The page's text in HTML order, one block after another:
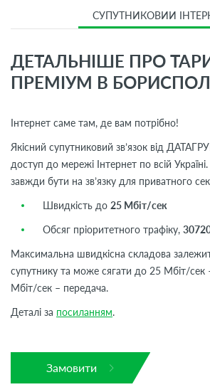
СУПУТНИКОВИЙ
ДЕТАЛЬНІШЕ ПРО
ПРЕМІУМ В
Інтернет саме там, де вам потрібно!
Якісний супутниковий зв’язок від
доступ до мережі Інтернет по всій
завжди бути на зв’язку для приватного
Швидкість до 25 Мбіт/сек
Обсяг пріоритетного трафіку,
Максимальна швидкісна складова
супутнику та може сягати до 25 Мбіт/
Мбіт/сек – передача.
Деталі за посиланням.
Замовити